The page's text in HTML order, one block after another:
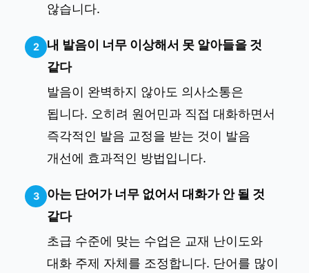
않습니다.
2
내 발음이 너무 이상해서 못 알아들을 것
같다
발음이 완벽하지 않아도 의사소통은
됩니다. 오히려 원어민과 직접 대화하면서
즉각적인 발음 교정을 받는 것이 발음
개선에 효과적인 방법입니다.
3
아는 단어가 너무 없어서 대화가 안 될 것
같다
초급 수준에 맞는 수업은 교재 난이도와
대화 주제 자체를 조정합니다. 단어를 많이